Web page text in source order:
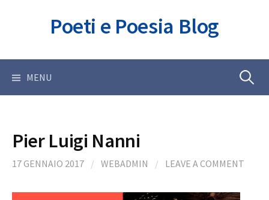
Poeti e Poesia Blog
MENU Ricerca
Pier Luigi Nanni
17 GENNAIO 2017 / WEBADMIN / LEAVE A COMMENT